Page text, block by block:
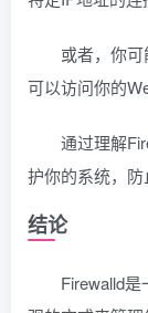
或者，你
可以访问你的
通过理解
护你的系统，防
结论
Firewalld